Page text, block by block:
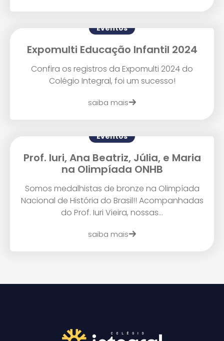
Eventos
Expomulti Educação Infantil 2024
Confira os registros da Expomulti 2024 do
Colégio Integral, foi um sucesso!
saiba mais
Eventos
Prof. Iuri, Ana Beatriz, Júlia, e Maria
na Olimpíada ONHB
Somos medalhistas de bronze na Olimpíada
Nacional de História do Brasil!! Acompanhadas
do Prof. Iuri Vieira, nossas...
saiba mais